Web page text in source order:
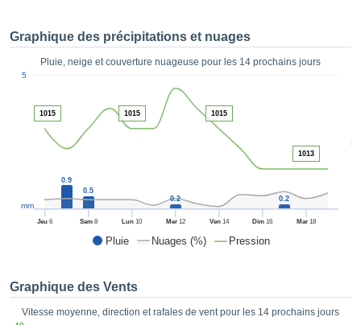
des
par le
de
sur
ACCEPTER
PARAMÈTRES
Graphique des précipitations et nuages
Pluie, neige et couverture nuageuse pour les 14 prochains jours
Pluie Nuages (%) Pression
50
Jeu 6 Sam8 Lun 10 Mer12 Ven14 Dim 16 Mar18
5
mm
0.9
0.5
0.2
0.2
1015 1015 1015
1013
Graphique des Vents
Vitesse moyenne, direction et rafales de vent pour les 14 prochains jours